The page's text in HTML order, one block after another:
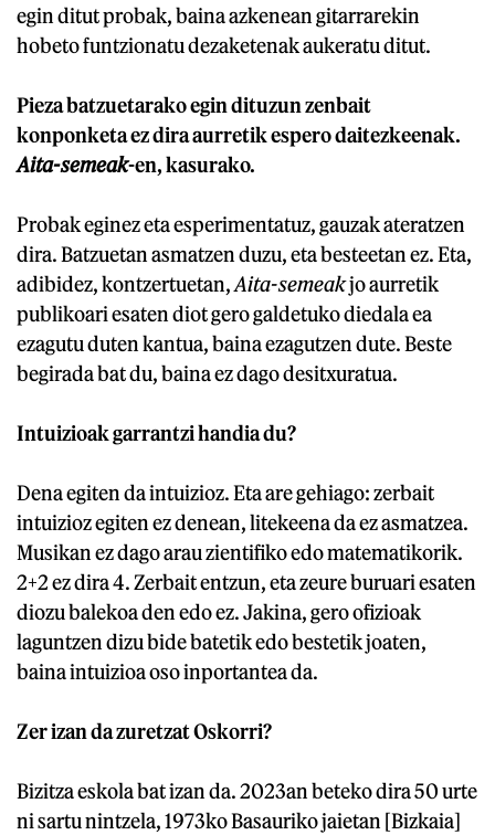
egin ditut probak, baina azkenean gitarrarekin
hobeto funtzionatu dezaketenak aukeratu ditut.
Pieza batzuetarako egin dituzun zenbait
konponketa ez dira aurretik espero daitezkeenak.
Aita-semeak-en, kasurako.
Probak eginez eta esperimentatuz, gauzak ateratzen
dira. Batzuetan asmatzen duzu, eta besteetan ez. Eta,
adibidez, kontzertuetan,Aita-semeakjo aurretik
publikoari esaten diot gero galdetuko diedala ea
ezagutu duten kantua, baina ezagutzen dute. Beste
begirada bat du, baina ez dago desitxuratua.
Intuizioak garrantzi handia du?
Dena egiten da intuizioz. Eta are gehiago: zerbait
intuizioz egiten ez denean, litekeena da ez asmatzea.
Musikan ez dago arau zientifiko edo matematikorik.
2+2 ez dira 4. Zerbait entzun, eta zeure buruari esaten
diozu balekoa den edo ez. Jakina, gero ofizioak
laguntzen dizu bide batetik edo bestetik joaten,
baina intuizioa oso inportantea da.
Zer izan da zuretzat Oskorri?
Bizitza eskola bat izan da. 2023an beteko dira 50 urte
ni sartu nintzela, 1973ko Basauriko jaietan [Bizkaia]